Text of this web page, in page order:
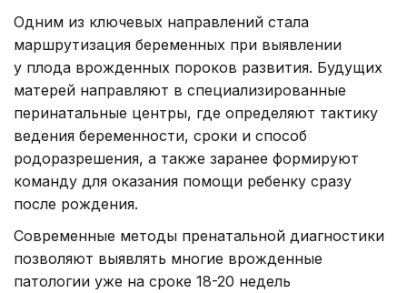
Одним из ключевых направлений стала
маршрутизация беременных при выявлении
у плода врожденных пороков развития. Будущих
матерей направляют в специализированные
перинатальные центры, где определяют тактику
ведения беременности, сроки и способ
родоразрешения, а также заранее формируют
команду для оказания помощи ребенку сразу
после рождения.
Современные методы пренатальной диагностики
позволяют выявлять многие врожденные
патологии уже на сроке 18-20 недель